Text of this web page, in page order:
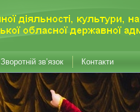
Зворотній зв’язок Контакти